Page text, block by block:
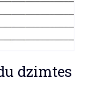
dzimtes